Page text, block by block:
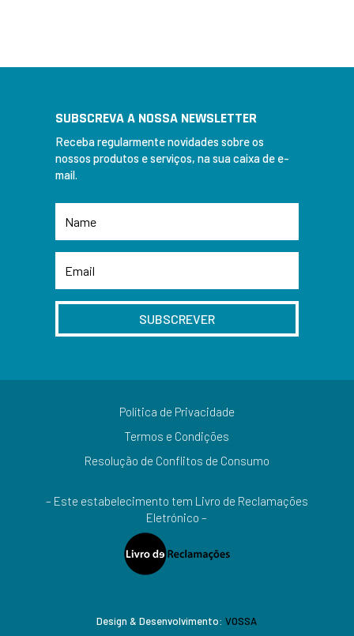
SUBSCREVA A NOSSA NEWSLETTER
Receba regularmente novidades sobre os
nossos produtos e serviços, na sua caixa de e-
mail.
SUBSCREVER
Política de Privacidade
Termos e Condições
Resolução de Conflitos de Consumo
– Este estabelecimento tem Livro de Reclamações
Eletrónico –
Design & Desenvolvimento:VOSSA